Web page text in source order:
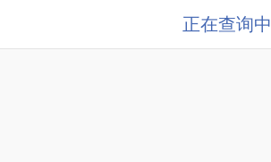
正在查询中